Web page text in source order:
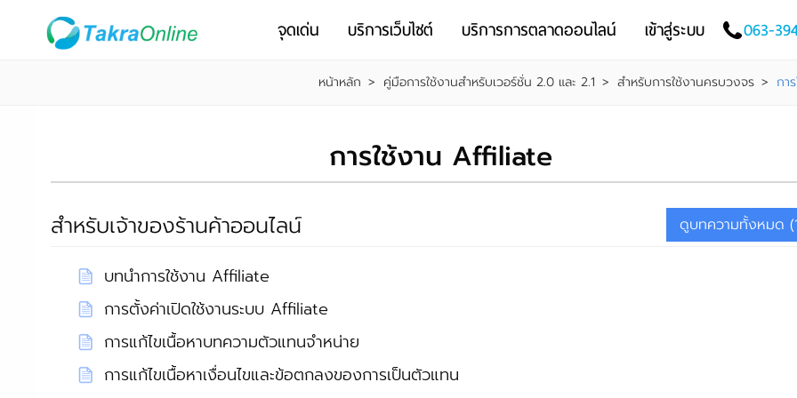
063-
จุดเด่น บริการเว็บไซต์ บริการการตลาดออนไลน์ เข้าสู่ระบบ
หน้าหลัก > คู่มือการใช้งานสำหรับเวอร์ชั่น 2.0 และ 2.1 > สำหรับการใช้งานครบวงจร > กา
การใช้งาน Affiliate
สำหรับเจ้าของร้านค้าออนไลน์
บทนำการใช้งาน Affiliate
การตั้งค่าเปิดใช้งานระบบ Affiliate
การแก้ไขเนื้อหาบทความตัวแทนจำหน่าย
การแก้ไขเนื้อหาเงื่อนไขและข้อตกลงของการเป็นตัวแทน
ดูบทความทั้งหมด